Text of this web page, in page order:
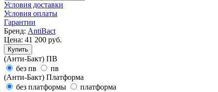
Условия доставки
Условия оплаты
Гарантии
Бренд: AntiBact
Цена: 41 200 руб.
Купить
(Анти-Бакт) ПВ
без пв
пв
(Анти-Бакт) Платформа
без платформы
платформа